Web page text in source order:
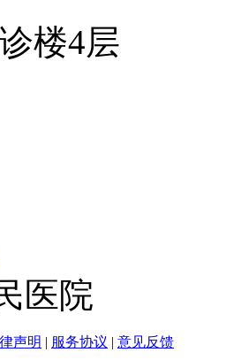
楼4层
医院
声明 | 服务协议 | 意见反馈